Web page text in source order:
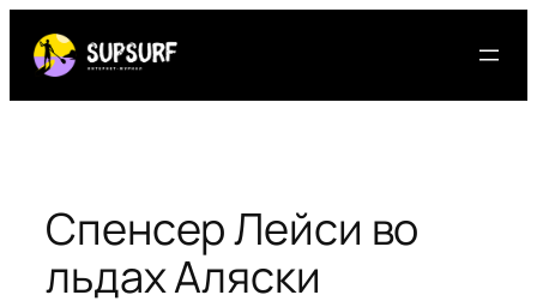
содержимому
Спенсер Лейси во
льдах Аляски